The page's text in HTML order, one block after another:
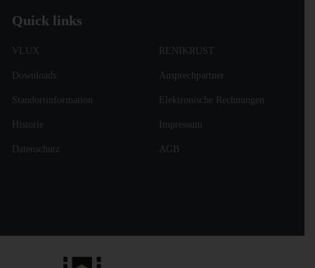
Quick links
VLUX RENIKRUST
Downloads Ansprechpartner
Standortinformation Elektronische Rechnungen
Historie Impressum
Datenschutz AGB